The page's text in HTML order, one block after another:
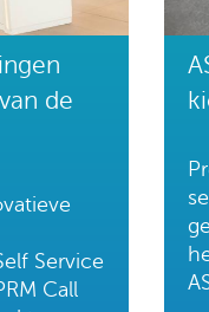
de
Service
Call